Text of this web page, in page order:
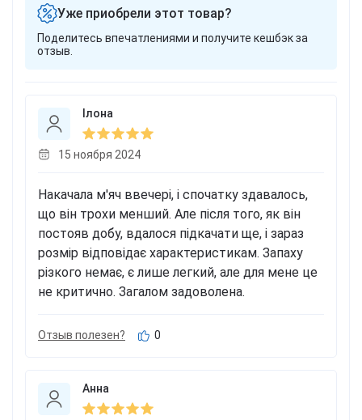
Уже приобрели этот товар?
Поделитесь впечатлениями и получите кешбэк за
отзыв.
Ілона
15 ноября 2024
Накачала м'яч ввечері, і спочатку здавалось,
що він трохи менший. Але після того, як він
постояв добу, вдалося підкачати ще, і зараз
розмір відповідає характеристикам. Запаху
різкого немає, є лише легкий, але для мене це
не критично. Загалом задоволена.
Отзыв полезен? 0
Анна